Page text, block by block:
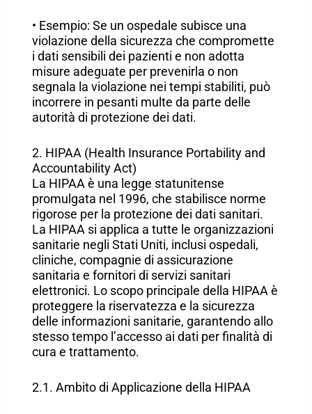
• Esempio: Se un ospedale subisce una
violazione della sicurezza che compromette
i dati sensibili dei pazienti e non adotta
misure adeguate per prevenirla o non
segnala la violazione nei tempi stabiliti, può
incorrere in pesanti multe da parte delle
autorità di protezione dei dati.
2. HIPAA (Health Insurance Portability and
Accountability Act)
La HIPAA è una legge statunitense
promulgata nel 1996, che stabilisce norme
rigorose per la protezione dei dati sanitari.
La HIPAA si applica a tutte le organizzazioni
sanitarie negli Stati Uniti, inclusi ospedali,
cliniche, compagnie di assicurazione
sanitaria e fornitori di servizi sanitari
elettronici. Lo scopo principale della HIPAA è
proteggere la riservatezza e la sicurezza
delle informazioni sanitarie, garantendo allo
stesso tempo l’accesso ai dati per finalità di
cura e trattamento.
2.1. Ambito di Applicazione della HIPAA